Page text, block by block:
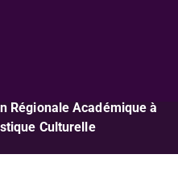
Régionale Académique à
Culturelle